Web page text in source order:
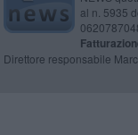
al n. 5935
Direttore responsabile